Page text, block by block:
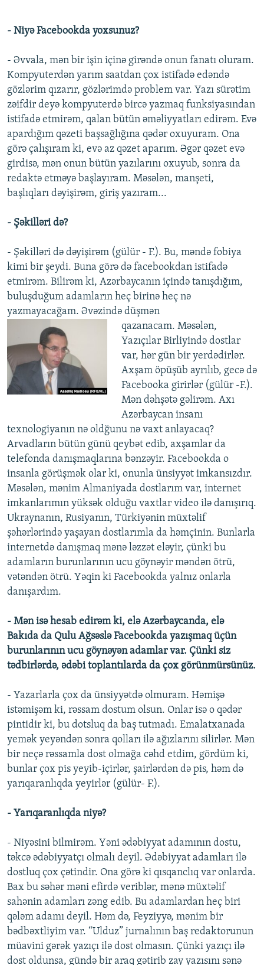
- Niyə Facebookda yoxsunuz?
- Əvvala, mən bir işin içinə girəndə onun fanatı oluram.
Kompyuterdən yarım saatdan çox istifadə edəndə
gözlərim qızarır, gözlərimdə problem var. Yazı sürətim
zəifdir deyə kompyuterdə bircə yazmaq funksiyasından
istifadə etmirəm, qalan bütün əməliyyatları edirəm. Evə
apardığım qəzeti başsağlığına qədər oxuyuram. Ona
görə çalışıram ki, evə az qəzet aparım. Əgər qəzet evə
girdisə, mən onun bütün yazılarını oxuyub, sonra da
redaktə etməyə başlayıram. Məsələn, manşeti,
başlıqları dəyişirəm, giriş yazıram...
- Şəkilləri də?
- Şəkilləri də dəyişirəm (gülür - F.). Bu, məndə fobiya
kimi bir şeydi. Buna görə də facebookdan istifadə
etmirəm. Bilirəm ki, Azərbaycanın içində tanışdığım,
buluşduğum adamların heç birinə heç nə
yazmayacağam. Əvəzində düşmən
qazanacam. Məsələn,
Yazıçılar Birliyində dostlar
var, hər gün bir yerdədirlər.
Axşam öpüşüb ayrılıb, gecə də
Facebooka girirlər (gülür -F.).
Mən dəhşətə gəlirəm. Axı
Azərbaycan insanı
texnologiyanın nə oldğunu nə vaxt anlayacaq?
Arvadların bütün günü qeybət edib, axşamlar da
telefonda danışmaqlarına bənzəyir. Facebookda o
insanla görüşmək olar ki, onunla ünsiyyət imkansızdır.
Məsələn, mənim Almaniyada dostlarım var, internet
imkanlarımın yüksək olduğu vaxtlar video ilə danışırıq.
Ukraynanın, Rusiyanın, Türkiyənin müxtəlif
şəhərlərində yaşayan dostlarımla da həmçinin. Bunlarla
internetdə danışmaq mənə ləzzət eləyir, çünki bu
adamların burunlarının ucu göynəyir məndən ötrü,
vətəndən ötrü. Yəqin ki Facebookda yalnız onlarla
danışardım.
- Mən isə hesab edirəm ki, elə Azərbaycanda, elə
Bakıda da Qulu Ağsəslə Facebookda yazışmaq üçün
burunlarının ucu göynəyən adamlar var. Çünki siz
tədbirlərdə, ədəbi toplantılarda da çox görünmürsünüz.
- Yazarlarla çox da ünsiyyətdə olmuram. Həmişə
istəmişəm ki, rəssam dostum olsun. Onlar isə o qədər
pintidir ki, bu dotsluq da baş tutmadı. Emalatxanada
yemək yeyəndən sonra qolları ilə ağızlarını silirlər. Mən
bir neçə rəssamla dost olmağa cəhd etdim, gördüm ki,
bunlar çox pis yeyib-içirlər, şairlərdən də pis, həm də
yarıqaranlıqda yeyirlər (gülür- F.).
- Yarıqaranlıqda niyə?
- Niyəsini bilmirəm. Yəni ədəbiyyat adamının dostu,
təkcə ədəbiyyatçı olmalı deyil. Ədəbiyyat adamları ilə
dostluq çox çətindir. Ona görə ki qısqanclıq var onlarda.
Bax bu səhər məni efirdə veriblər, mənə müxtəlif
sahənin adamları zəng edib. Bu adamlardan heç biri
qələm adamı deyil. Həm də, Feyziyyə, mənim bir
bədbəxtliyim var. “Ulduz” jurnalının baş redaktorunun
müavini gərək yazıçı ilə dost olmasın. Çünki yazıçı ilə
dost oldunsa, gündə bir araq gətirib zay yazısını sənə